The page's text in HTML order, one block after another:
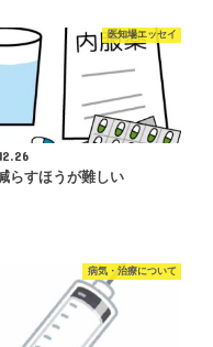
医知場エッセイ
らすほうが難しい
病気・治療について